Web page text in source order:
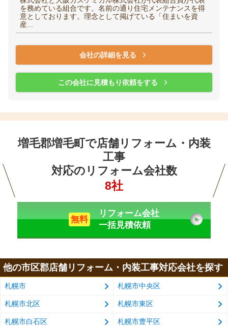
を務めている組合です。名前の通り住宅メンテナンスを得
意としております。理念として掲げている「住まいを資
産...
会社の詳細を見る
この会社に見積もり依頼をする
増毛郡増毛町で店舗リフォーム・内装
工事
対応のリフォーム会社数
8社
無料
リフォーム会社
一括見積依頼
他の市区郡店舗リフォーム・内装工事対応会社を探す
札幌市 札幌市中央区
札幌市北区 札幌市東区
札幌市白石区 札幌市豊平区